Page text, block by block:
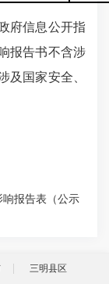
府信息公开指
报告书不含涉
及国家安全、
报告表（公示
三明县区